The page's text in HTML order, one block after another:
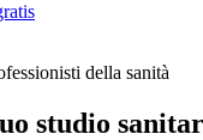
della sanità
studio